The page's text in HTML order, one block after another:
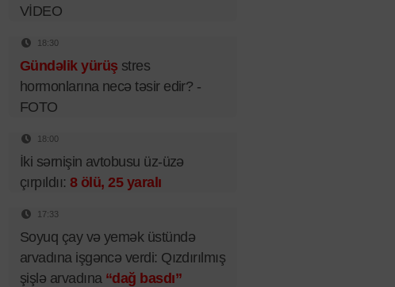
VİDEO
18:30
Gündəlik yürüş stres
hormonlarına necə təsir edir? -
FOTO
18:00
İki sərnişin avtobusu üz-üzə
çırpıldıı:8 ölü, 25 yaralı
17:33
Soyuq çay və yemək üstündə
arvadına işgəncə verdi: Qızdırılmış
şişlə arvadına “dağ basdı”